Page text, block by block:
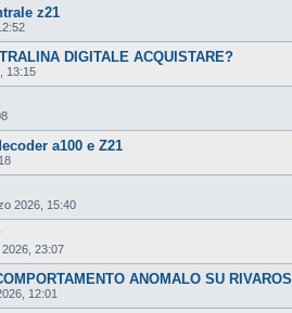
z21
DIGITALE ACQUISTARE?
13:15
a100 e Z21
2026, 15:40
23:07
ANOMALO SU
12:01